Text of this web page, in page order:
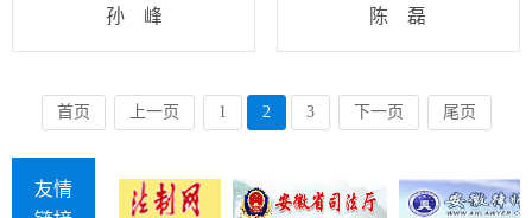
孙 峰 陈 磊
首页 上一页 1 2 3 下一页 尾页
友情